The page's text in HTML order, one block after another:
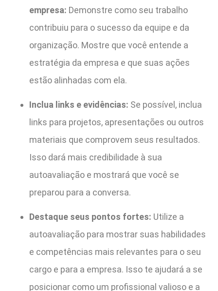
empresa: Demonstre como seu trabalho
contribuiu para o sucesso da equipe e da
organização. Mostre que você entende a
estratégia da empresa e que suas ações
estão alinhadas com ela.
Inclua links e evidências: Se possível, inclua
links para projetos, apresentações ou outros
materiais que comprovem seus resultados.
Isso dará mais credibilidade à sua
autoavaliação e mostrará que você se
preparou para a conversa.
Destaque seus pontos fortes: Utilize a
autoavaliação para mostrar suas habilidades
e competências mais relevantes para o seu
cargo e para a empresa. Isso te ajudará a se
posicionar como um profissional valioso e a